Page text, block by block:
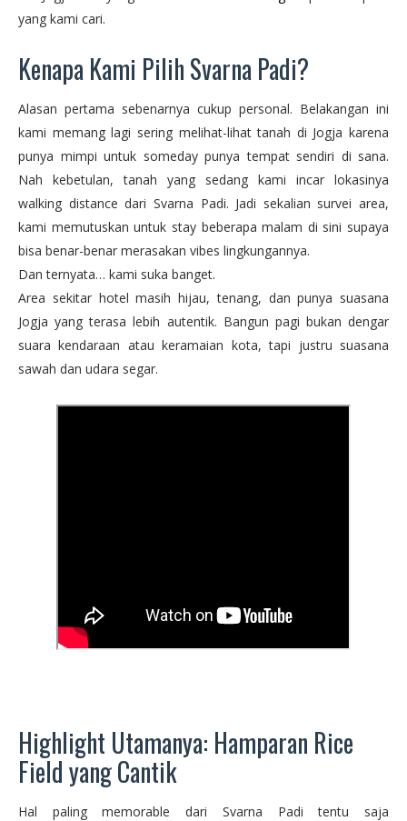
yang kami cari.
Kenapa Kami Pilih Svarna Padi?
Alasan pertama sebenarnya cukup personal. Belakangan ini
kami memang lagi sering melihat-lihat tanah di Jogja karena
punya mimpi untuk someday punya tempat sendiri di sana.
Nah kebetulan, tanah yang sedang kami incar lokasinya
walking distance dari Svarna Padi. Jadi sekalian survei area,
kami memutuskan untuk stay beberapa malam di sini supaya
bisa benar-benar merasakan vibes lingkungannya.
Dan ternyata… kami suka banget.
Area sekitar hotel masih hijau, tenang, dan punya suasana
Jogja yang terasa lebih autentik. Bangun pagi bukan dengar
suara kendaraan atau keramaian kota, tapi justru suasana
sawah dan udara segar.
Highlight Utamanya: Hamparan Rice
Field yang Cantik
Hal paling memorable dari Svarna Padi tentu saja